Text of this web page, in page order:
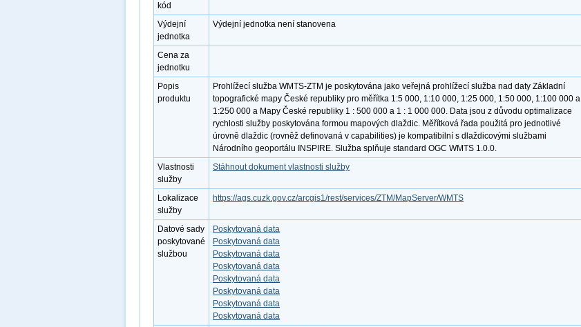
kód
Výdejní
jednotka
Výdejní jednotka není stanovena
Cena za
jednotku
Popis
produktu
Prohlížecí služba WMTS-ZTM je poskytována jako veřejná prohlížecí služba nad daty Základní
topografické mapy České republiky pro měřítka 1:5 000, 1:10 000, 1:25 000, 1:50 000, 1:100 000 a
1:250 000 a Mapy České republiky 1 : 500 000 a 1 : 1 000 000. Data jsou z důvodu optimalizace
rychlosti služby poskytována formou mapových dlaždic. Měřítková řada použitá pro jednotlivé
úrovně dlaždic (rovněž definovaná v capabilities) je kompatibilní s dlaždicovými službami
Národního geoportálu INSPIRE. Služba splňuje standard OGC WMTS 1.0.0.
Vlastnosti
služby
Stáhnout dokument vlastnosti služby
Lokalizace
služby
https://ags.cuzk.gov.cz/arcgis1/rest/services/ZTM/MapServer/WMTS
Datové sady
poskytované
službou
Poskytovaná data
Poskytovaná data
Poskytovaná data
Poskytovaná data
Poskytovaná data
Poskytovaná data
Poskytovaná data
Poskytovaná data